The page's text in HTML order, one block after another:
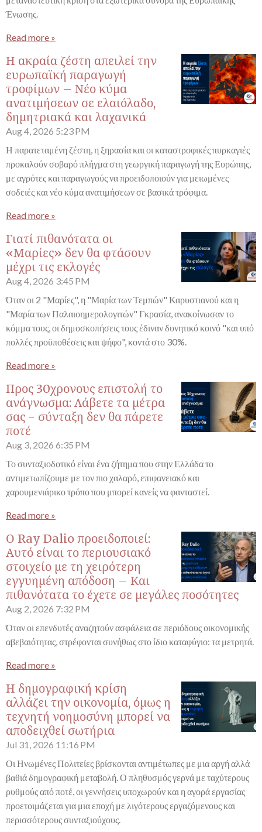
Ένωσης.
Read more »
Η ακραία ζέστη απειλεί την
ευρωπαϊκή παραγωγή
τροφίμων – Νέο κύμα
ανατιμήσεων σε ελαιόλαδο,
δημητριακά και λαχανικά
Aug 4, 2026 5:23 PM
Η παρατεταμένη ζέστη, η ξηρασία και οι καταστροφικές πυρκαγιές
προκαλούν σοβαρό πλήγμα στη γεωργική παραγωγή της Ευρώπης,
με αγρότες και παραγωγούς να προειδοποιούν για μειωμένες
σοδειές και νέο κύμα ανατιμήσεων σε βασικά τρόφιμα.
Read more »
Γιατί πιθανότατα οι
«Μαρίες» δεν θα φτάσουν
μέχρι τις εκλογές
Aug 4, 2026 3:45 PM
Όταν οι 2 "Μαρίες", η "Μαρία των Τεμπών" Καρυστιανού και η
"Μαρία των Παλαιοημερολογιτών" Γκρασία, ανακοίνωσαν το
κόμμα τους, οι δημοσκοπήσεις τους έδιναν δυνητικό κοινό "και υπό
πολλές προϋποθέσεις και ψήφο", κοντά στο 30%.
Read more »
Προς 30χρονους επιστολή το
ανάγνωσμα: Λάβετε τα μέτρα
σας - σύνταξη δεν θα πάρετε
ποτέ
Aug 3, 2026 6:35 PM
Το συνταξιοδοτικό είναι ένα ζήτημα που στην Ελλάδα το
αντιμετωπίζουμε με τον πιο χαλαρό, επιφανειακό και
χαρουμενιάρικο τρόπο που μπορεί κανείς να φανταστεί.
Read more »
Ο Ray Dalio προειδοποιεί:
Αυτό είναι το περιουσιακό
στοιχείο με τη χειρότερη
εγγυημένη απόδοση – Και
πιθανότατα το έχετε σε μεγάλες ποσότητες
Aug 2, 2026 7:32 PM
Όταν οι επενδυτές αναζητούν ασφάλεια σε περιόδους οικονομικής
αβεβαιότητας, στρέφονται συνήθως στο ίδιο καταφύγιο: τα μετρητά.
Read more »
Η δημογραφική κρίση
αλλάζει την οικονομία, όμως η
τεχνητή νοημοσύνη μπορεί να
αποδειχθεί σωτήρια
Jul 31, 2026 11:16 PM
Οι Ηνωμένες Πολιτείες βρίσκονται αντιμέτωπες με μια αργή αλλά
βαθιά δημογραφική μεταβολή. Ο πληθυσμός γερνά με ταχύτερους
ρυθμούς από ποτέ, οι γεννήσεις υποχωρούν και η αγορά εργασίας
προετοιμάζεται για μια εποχή με λιγότερους εργαζόμενους και
περισσότερους συνταξιούχους.